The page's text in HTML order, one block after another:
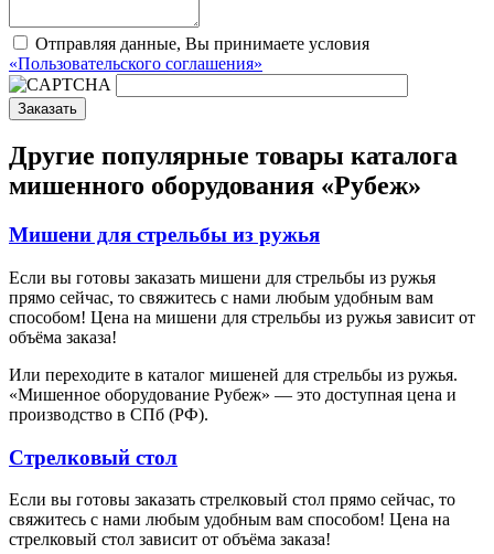
Отправляя данные, Вы принимаете условия
«Пользовательского соглашения»
Заказать
Другие популярные товары каталога
мишенного оборудования «Рубеж»
Мишени для стрельбы из ружья
Если вы готовы заказать мишени для стрельбы из ружья
прямо сейчас, то свяжитесь с нами любым удобным вам
способом! Цена на мишени для стрельбы из ружья зависит от
объёма заказа!
Или переходите в каталог мишеней для стрельбы из ружья.
«Мишенное оборудование Рубеж» — это доступная цена и
производство в СПб (РФ).
Стрелковый стол
Если вы готовы заказать стрелковый стол прямо сейчас, то
свяжитесь с нами любым удобным вам способом! Цена на
стрелковый стол зависит от объёма заказа!